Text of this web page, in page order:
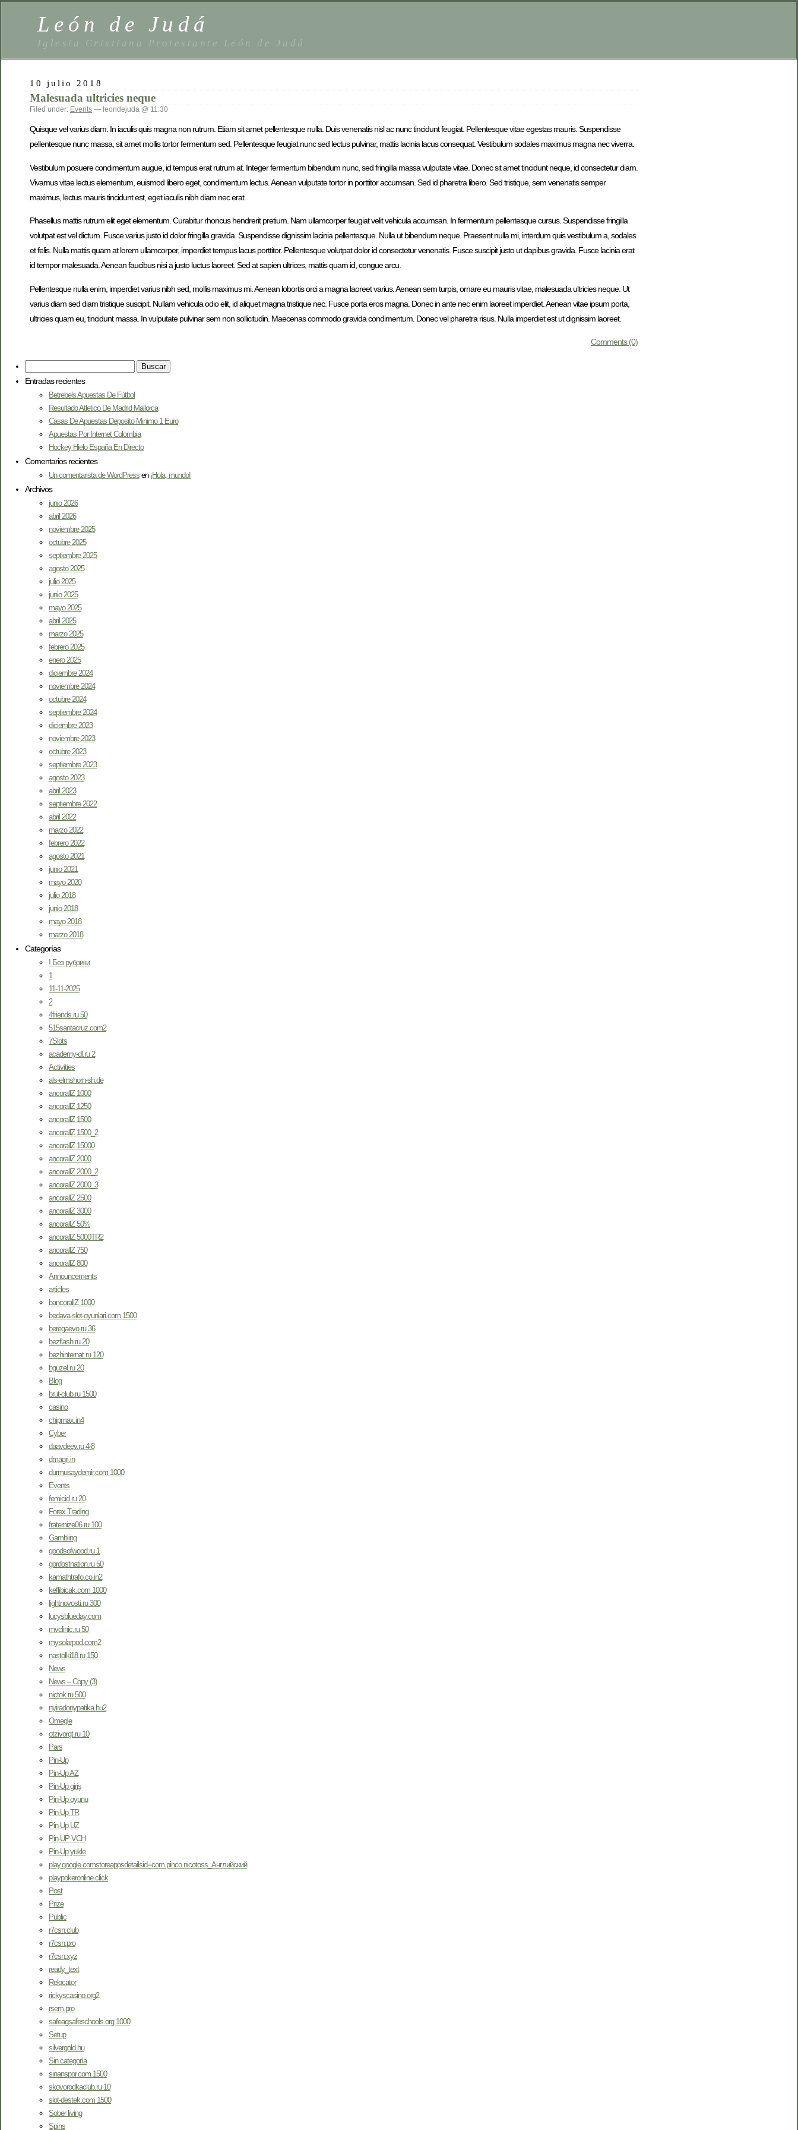
León de Judá
Iglesia Cristiana Protestante León de Judá
10 julio 2018
Malesuada ultricies neque
Filed under: Events — leondejuda @ 11:30
Quisque vel varius diam. In iaculis quis magna non rutrum. Etiam sit amet pellentesque nulla. Duis venenatis nisl ac nunc tincidunt feugiat. Pellentesque vitae egestas mauris. Suspendisse
pellentesque nunc massa, sit amet mollis tortor fermentum sed. Pellentesque feugiat nunc sed lectus pulvinar, mattis lacinia lacus consequat. Vestibulum sodales maximus magna nec viverra.
Vestibulum posuere condimentum augue, id tempus erat rutrum at. Integer fermentum bibendum nunc, sed fringilla massa vulputate vitae. Donec sit amet tincidunt neque, id consectetur diam.
Vivamus vitae lectus elementum, euismod libero eget, condimentum lectus. Aenean vulputate tortor in porttitor accumsan. Sed id pharetra libero. Sed tristique, sem venenatis semper
maximus, lectus mauris tincidunt est, eget iaculis nibh diam nec erat.
Phasellus mattis rutrum elit eget elementum. Curabitur rhoncus hendrerit pretium. Nam ullamcorper feugiat velit vehicula accumsan. In fermentum pellentesque cursus. Suspendisse fringilla
volutpat est vel dictum. Fusce varius justo id dolor fringilla gravida. Suspendisse dignissim lacinia pellentesque. Nulla ut bibendum neque. Praesent nulla mi, interdum quis vestibulum a, sodales
et felis. Nulla mattis quam at lorem ullamcorper, imperdiet tempus lacus porttitor. Pellentesque volutpat dolor id consectetur venenatis. Fusce suscipit justo ut dapibus gravida. Fusce lacinia erat
id tempor malesuada. Aenean faucibus nisi a justo luctus laoreet. Sed at sapien ultrices, mattis quam id, congue arcu.
Pellentesque nulla enim, imperdiet varius nibh sed, mollis maximus mi. Aenean lobortis orci a magna laoreet varius. Aenean sem turpis, ornare eu mauris vitae, malesuada ultricies neque. Ut
varius diam sed diam tristique suscipit. Nullam vehicula odio elit, id aliquet magna tristique nec. Fusce porta eros magna. Donec in ante nec enim laoreet imperdiet. Aenean vitae ipsum porta,
ultricies quam eu, tincidunt massa. In vulputate pulvinar sem non sollicitudin. Maecenas commodo gravida condimentum. Donec vel pharetra risus. Nulla imperdiet est ut dignissim laoreet.
Comments (0)
Entradas recientes
Betrebels Apuestas De Fútbol
Resultado Atletico De Madrid Mallorca
Casas De Apuestas Deposito Minimo 1 Euro
Apuestas Por Internet Colombia
Hockey Hielo España En Directo
Comentarios recientes
Un comentarista de WordPress en ¡Hola, mundo!
Archivos
junio 2026
abril 2026
noviembre 2025
octubre 2025
septiembre 2025
agosto 2025
julio 2025
junio 2025
mayo 2025
abril 2025
marzo 2025
febrero 2025
enero 2025
diciembre 2024
noviembre 2024
octubre 2024
septiembre 2024
diciembre 2023
noviembre 2023
octubre 2023
septiembre 2023
agosto 2023
abril 2023
septiembre 2022
abril 2022
marzo 2022
febrero 2022
agosto 2021
junio 2021
mayo 2020
julio 2018
junio 2018
mayo 2018
marzo 2018
Categorías
! Без рубрики
1
11-11-2025
2
4friends.ru 50
515santacruz.com2
7Slots
academy-dl.ru 2
Activities
als-elmshorn-sh.de
ancorallZ 1000
ancorallZ 1250
ancorallZ 1500
ancorallZ 1500_2
ancorallZ 15000
ancorallZ 2000
ancorallZ 2000_2
ancorallZ 2000_3
ancorallZ 2500
ancorallZ 3000
ancorallZ 50%
ancorallZ 5000TR2
ancorallZ 750
ancorallZ 800
Announcements
articles
bancorallZ 1000
bedava-slot-oyunlari.com 1500
beregaevo.ru 36
bezflash.ru 20
bezhinternat.ru 120
bguzel.ru 20
Blog
brut-club.ru 1500
casino
chipmax.in4
Cyber
daavdeev.ru 4-8
dmagri.in
durmusaydemir.com 1000
Events
femicid.ru 20
Forex Trading
fraternize06.ru 100
Gambling
goodsofwood.ru 1
gordostnation.ru 50
kamathtrafo.co.in2
keflibicak.com 1000
lightnovosti.ru 300
lucysblueday.com
mvclinic.ru 50
mysolarpod.com2
nastolki18.ru 150
News
News – Copy (3)
nictok.ru 500
nyiradonypatika.hu2
Omegle
otzivorgt.ru 10
Pars
Pin-Up
Pin-Up AZ
Pin-Up giriş
Pin-Up oyunu
Pin-Up TR
Pin-Up UZ
Pin-UP VCH
Pin-Up yukle
play.google.comstoreappsdetailsid=com.pinco.nicotoss_Английский
playpokeronline.click
Post
Prize
Public
r7csn.club
r7csn.pro
r7csn.xyz
ready_text
Relocator
rickyscasino.org2
rsem.pro
safeagsafeschools.org 1000
Setup
silvergold.hu
Sin categoría
sinanspor.com 1500
skovorodkaclub.ru 10
slot-destek.com 1500
Sober living
Spins